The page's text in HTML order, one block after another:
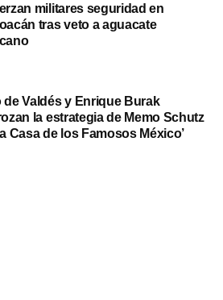
militares seguridad en
tras veto a aguacate
de Valdés y Enrique Burak
la estrategia de Memo Schutz
Casa de los Famosos México’